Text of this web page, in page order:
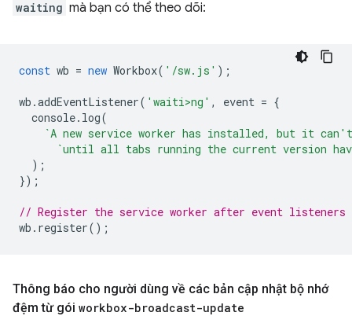
waiting mà bạn có thể theo dõi:
const wb = new Workbox( '/sw.js' );
wb .addEventListener( 'waiti>ng' , event = {
console. log(
`A new service worker has installed, but it
`until all tabs running the current version
);
});
// Register the service worker after event listeners
wb . register();
Thông báo cho người dùng về các bản cập nhật bộ nhớ
đệm từ gói workbox-broadcast-update